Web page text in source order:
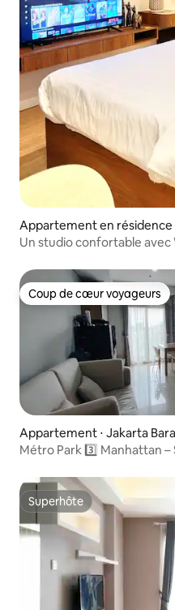
Appartement en résidence
Un studio confortable
Coup de cœur voyageurs
Coup de cœur voyageurs
Appartement ⋅ Jakarta
Métro Park 3️⃣ Manhattan –
Superhôte
Superhôte